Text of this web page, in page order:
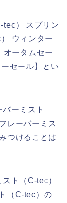
tec） スプリン
ウィンター
オータムセー
セール】とい
ーミスト
レーバーミス
つけることは
ト（C-tec）
（C-tec）の